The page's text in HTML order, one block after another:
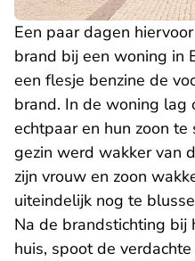
Een paar dagen
brand bij een woning in
een flesje benzine de
brand. In de woning lag
echtpaar en hun zoon
gezin werd wakker van
zijn vrouw en zoon
uiteindelijk nog te
Na de brandstichting bij
huis, spoot de